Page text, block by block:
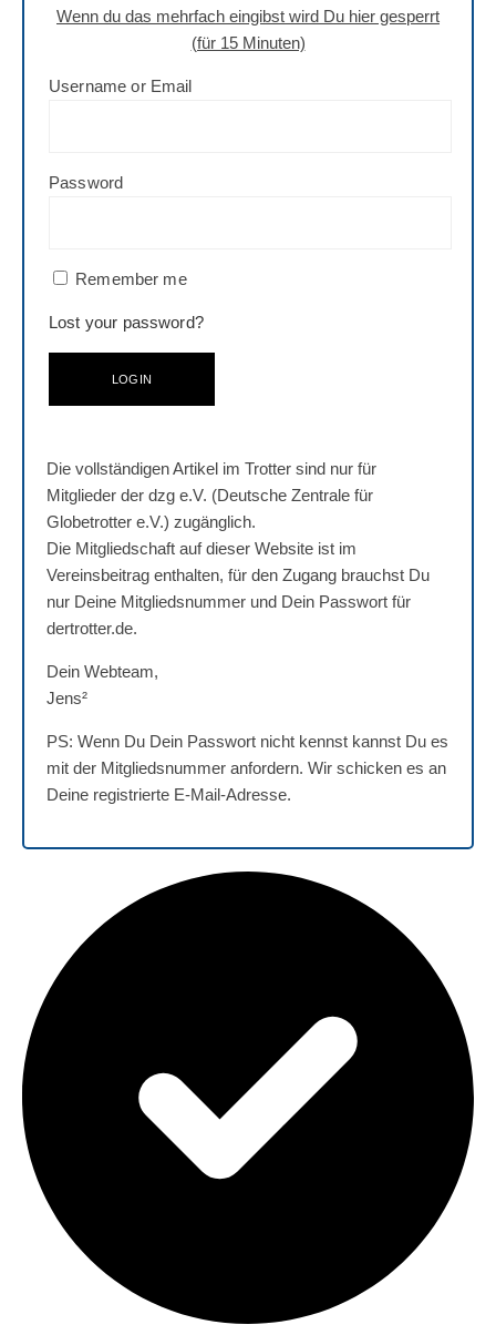
Wenn du das mehrfach eingibst wird Du hier gesperrt
(für 15 Minuten)
Username or Email
Password
Remember me
Lost your password?
Die vollständigen Artikel im Trotter sind nur für
Mitglieder der dzg e.V. (Deutsche Zentrale für
Globetrotter e.V.) zugänglich.
Die Mitgliedschaft auf dieser Website ist im
Vereinsbeitrag enthalten, für den Zugang brauchst Du
nur Deine Mitgliedsnummer und Dein Passwort für
dertrotter.de.
Dein Webteam,
Jens²
PS: Wenn Du Dein Passwort nicht kennst kannst Du es
mit der Mitgliedsnummer anfordern. Wir schicken es an
Deine registrierte E-Mail-Adresse.